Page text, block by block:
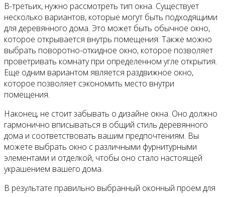
В-третьих, нужно рассмотреть тип окна. Существует
несколько вариантов, которые могут быть подходящими
для деревянного дома. Это может быть обычное окно,
которое открывается внутрь помещения. Также можно
выбрать поворотно-откидное окно, которое позволяет
проветривать комнату при определенном угле открытия.
Еще одним вариантом является раздвижное окно,
которое позволяет сэкономить место внутри
помещения.
Наконец, не стоит забывать о дизайне окна. Оно должно
гармонично вписываться в общий стиль деревянного
дома и соответствовать вашим предпочтениям. Вы
можете выбрать окно с различными фурнитурными
элементами и отделкой, чтобы оно стало настоящей
украшением вашего дома.
В результате правильно выбранный оконный проем для